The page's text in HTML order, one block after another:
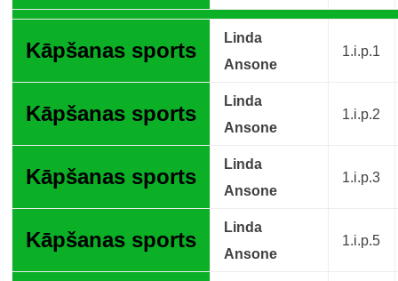
Kāpšanas sports
Linda
Ansone
1.i.p.1
Kāpšanas sports
Linda
Ansone
1.i.p.2
Kāpšanas sports
Linda
Ansone
1.i.p.3
Kāpšanas sports
Linda
Ansone
1.i.p.5